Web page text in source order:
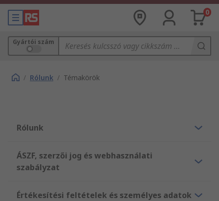
0
Gyártói szám
/ Rólunk / Témakörök
Rólunk
ÁSZF, szerzői jog és webhasználati
szabályzat
Értékesítési feltételek és személyes adatok